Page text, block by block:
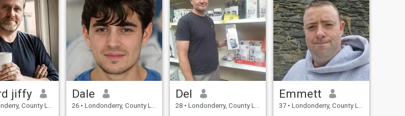
jiffy
County Londonderry, อังกฤษ
Dale
26 • Londonderry, County Londonderry, อังกฤษ
Del
28 • Londonderry, County Londonderry, อังกฤษ
Emmett
37 • Londonderry, County Londonderry, อังกฤษ